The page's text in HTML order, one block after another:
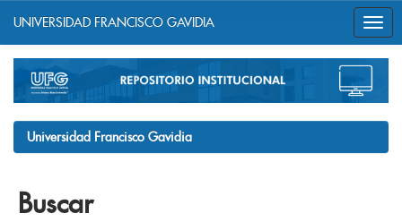
navigation
UNIVERSIDAD FRANCISCO GAVIDIA
Universidad Francisco Gavidia
Buscar